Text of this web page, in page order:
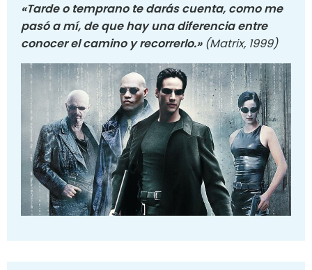
«Tarde o temprano te darás cuenta, como me
pasó a mí, de que hay una diferencia entre
conocer el camino y recorrerlo.» (Matrix, 1999)